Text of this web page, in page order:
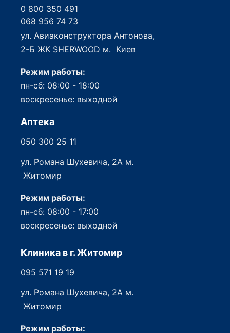
0 800 350 491
068 956 74 73
ул. Авиаконструктора Антонова,
2-Б ЖК SHERWOOD м. Киев
Режим работы:
пн-сб: 08:00 - 18:00
воскресенье: выходной
Аптека
050 300 25 11
ул. Романа Шухевича, 2А м.
Житомир
Режим работы:
пн-сб: 08:00 - 17:00
воскресенье: выходной
Клиника в г. Житомир
095 571 19 19
ул. Романа Шухевича, 2А м.
Житомир
Режим работы: